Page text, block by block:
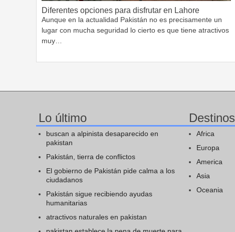
Diferentes opciones para disfrutar en Lahore
Aunque en la actualidad Pakistán no es precisamente un
lugar con mucha seguridad lo cierto es que tiene atractivos
muy…
Lo último
buscan a alpinista desaparecido en
pakistan
Pakistán, tierra de conflictos
El gobierno de Pakistán pide calma a los
ciudadanos
Pakistán sigue recibiendo ayudas
humanitarias
atractivos naturales en pakistan
Destinos
Africa
Europa
America
Asia
Oceania